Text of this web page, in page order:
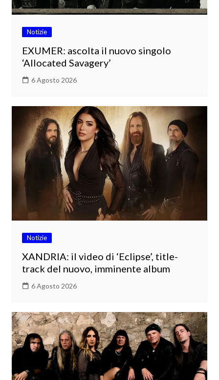
Notizie
EXUMER: ascolta il nuovo singolo
‘Allocated Savagery’
6 Agosto 2026
Notizie
XANDRIA: il video di ‘Eclipse’, title-
track del nuovo, imminente album
6 Agosto 2026